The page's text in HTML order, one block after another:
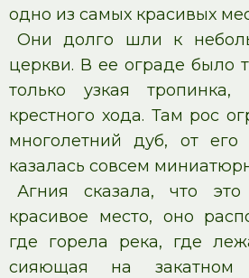
одно из самых красивых
Они долго шли к
церкви. В ее ограде было
только узкая
крестного хода. Там рос
многолетний дуб, от его
казалась совсем
Агния сказала, что
красивое место, оно
где горела река, где
сияющая на закатном